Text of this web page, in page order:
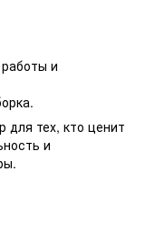
и
тех, кто ценит
и